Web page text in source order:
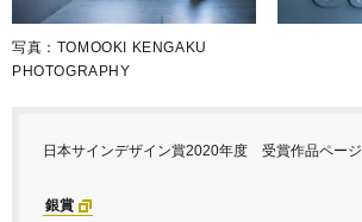
写真：TOMOOKI KENGAKU
PHOTOGRAPHY
日本サインデザイン賞2020年度 受賞作品ページ
銀賞